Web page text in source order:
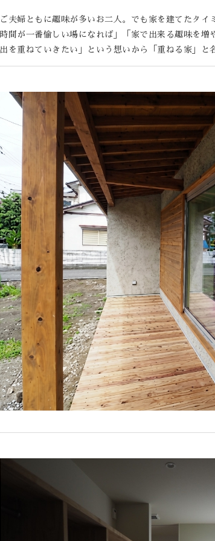
ご夫婦ともに趣味が多いお二人。でも家を建てたタイ
時間が一番愉しい場になれば」「家で出来る趣味を増
出を重ねていきたい」という想いから「重ねる家」と